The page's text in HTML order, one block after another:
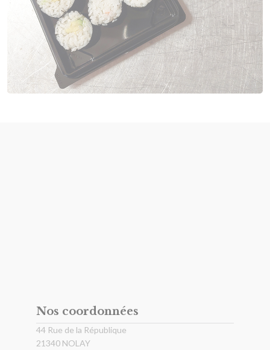
Nos coordonnées
44 Rue de la République
21340 NOLAY